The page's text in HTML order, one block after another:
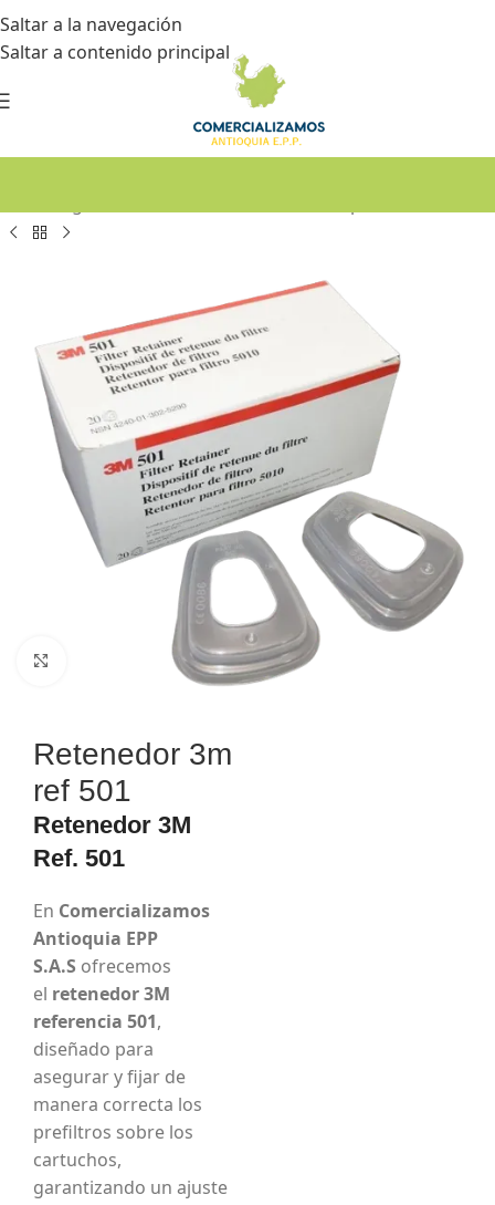
Saltar a la navegación
Saltar a contenido principal
Haga Click para agrandar
Retenedor 3m
ref 501
Retenedor 3M
Ref. 501
En Comercializamos
Antioquia EPP
S.A.S ofrecemos
el retenedor 3M
referencia 501,
diseñado para
asegurar y fijar de
manera correcta los
prefiltros sobre los
cartuchos,
garantizando un ajuste